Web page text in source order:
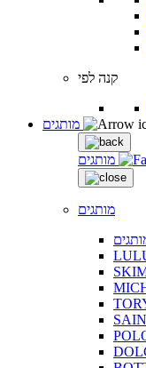
קנה לפי
מותגים
מותגים